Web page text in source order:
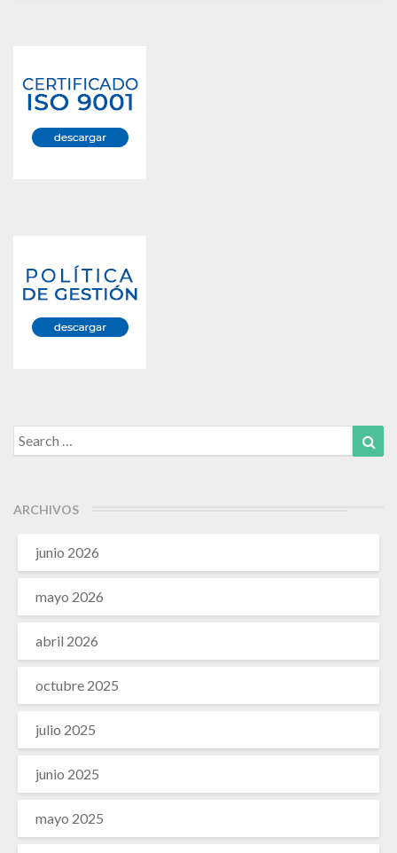
Search
for:
ARCHIVOS
junio 2026
mayo 2026
abril 2026
octubre 2025
julio 2025
junio 2025
mayo 2025